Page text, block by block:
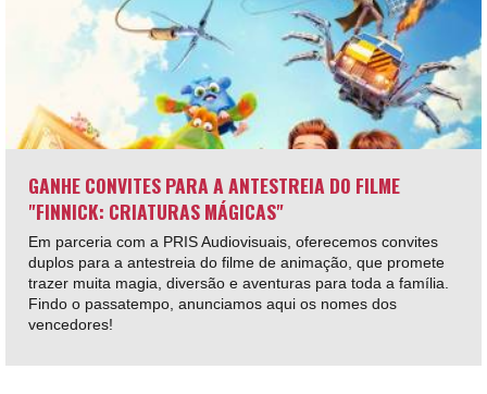
GANHE CONVITES PARA A ANTESTREIA DO FILME
"FINNICK: CRIATURAS MÁGICAS"
Em parceria com a PRIS Audiovisuais, oferecemos convites
duplos para a antestreia do filme de animação, que promete
trazer muita magia, diversão e aventuras para toda a família.
Findo o passatempo, anunciamos aqui os nomes dos
vencedores!